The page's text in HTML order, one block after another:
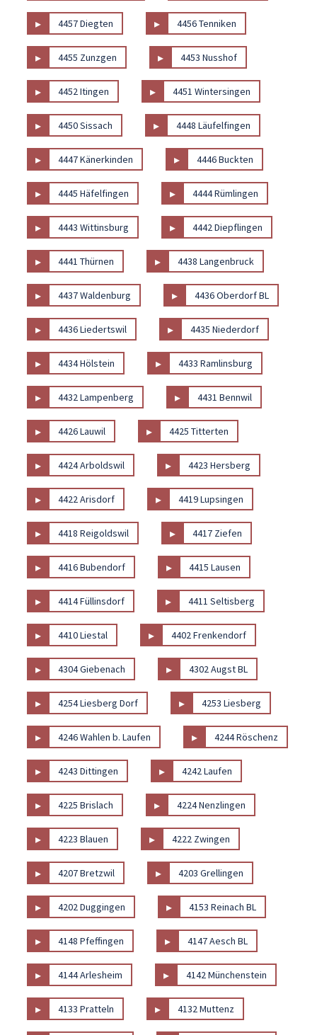
▸ 4457 Diegten ▸ 4456 Tenniken
▸ 4455 Zunzgen ▸ 4453 Nusshof
▸ 4452 Itingen ▸ 4451 Wintersingen
▸ 4450 Sissach ▸ 4448 Läufelfingen
▸ 4447 Känerkinden ▸ 4446 Buckten
▸ 4445 Häfelfingen ▸ 4444 Rümlingen
▸ 4443 Wittinsburg ▸ 4442 Diepflingen
▸ 4441 Thürnen ▸ 4438 Langenbruck
▸ 4437 Waldenburg ▸ 4436 Oberdorf BL
▸ 4436 Liedertswil ▸ 4435 Niederdorf
▸ 4434 Hölstein ▸ 4433 Ramlinsburg
▸ 4432 Lampenberg ▸ 4431 Bennwil
▸ 4426 Lauwil ▸ 4425 Titterten
▸ 4424 Arboldswil ▸ 4423 Hersberg
▸ 4422 Arisdorf ▸ 4419 Lupsingen
▸ 4418 Reigoldswil ▸ 4417 Ziefen
▸ 4416 Bubendorf ▸ 4415 Lausen
▸ 4414 Füllinsdorf ▸ 4411 Seltisberg
▸ 4410 Liestal ▸ 4402 Frenkendorf
▸ 4304 Giebenach ▸ 4302 Augst BL
▸ 4254 Liesberg Dorf ▸ 4253 Liesberg
▸ 4246 Wahlen b. Laufen ▸ 4244 Röschenz
▸ 4243 Dittingen ▸ 4242 Laufen
▸ 4225 Brislach ▸ 4224 Nenzlingen
▸ 4223 Blauen ▸ 4222 Zwingen
▸ 4207 Bretzwil ▸ 4203 Grellingen
▸ 4202 Duggingen ▸ 4153 Reinach BL
▸ 4148 Pfeffingen ▸ 4147 Aesch BL
▸ 4144 Arlesheim ▸ 4142 Münchenstein
▸ 4133 Pratteln ▸ 4132 Muttenz